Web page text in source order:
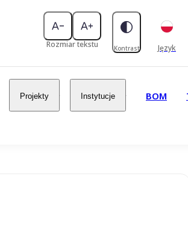
Rozmiar tekstu Kontrast Język
Projekty Instytucje BOM